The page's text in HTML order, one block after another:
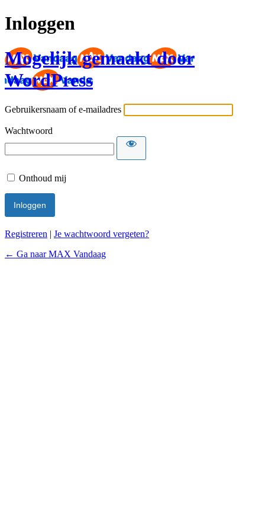
Inloggen
Mogelijk gemaakt door
WordPress
Gebruikersnaam of e-mailadres
Wachtwoord
Onthoud mij
Registreren | Je wachtwoord vergeten?
← Ga naar MAX Vandaag